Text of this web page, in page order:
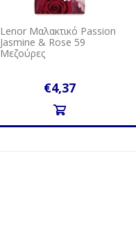
Lenor Mαλακτικό Passion
Jasmine & Rose 59
Mεζούρες
€4,37